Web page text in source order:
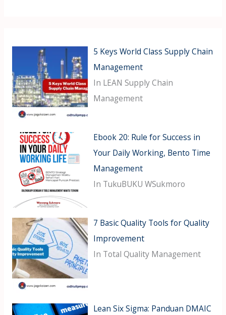
5 Keys World Class Supply Chain
Management
In LEAN Supply Chain
Management
Ebook 20: Rule for Success in
Your Daily Working, Bento Time
Management
In TukuBUKU WSukmoro
7 Basic Quality Tools for Quality
Improvement
In Total Quality Management
Lean Six Sigma: Panduan DMAIC